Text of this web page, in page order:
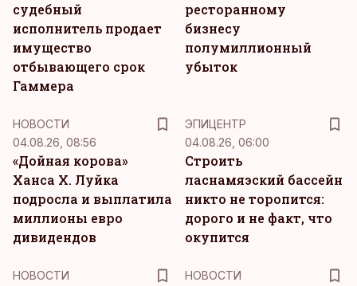
судебный
исполнитель продает
имущество
отбывающего срок
Гаммера
ресторанному
бизнесу
полумиллионный
убыток
НОВОСТИ
04.08.26, 08:56
«Дойная корова»
Ханса Х. Луйка
подросла и выплатила
миллионы евро
дивидендов
ЭПИЦЕНТР
04.08.26, 06:00
Строить
ласнамяэский бассейн
никто не торопится:
дорого и не факт, что
окупится
НОВОСТИ
НОВОСТИ